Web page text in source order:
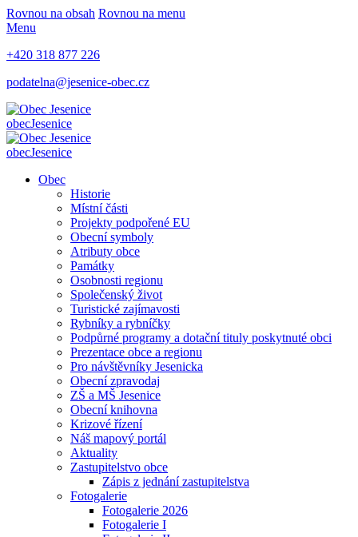
Rovnou na obsah Rovnou na menu
Menu
+420 318 877 226
podatelna@jesenice-obec.cz
obecJesenice
obecJesenice
Obec
Historie
Místní části
Projekty podpořené EU
Obecní symboly
Atributy obce
Památky
Osobnosti regionu
Společenský život
Turistické zajímavosti
Rybníky a rybníčky
Podpůrné programy a dotační tituly poskytnuté obci
Prezentace obce a regionu
Pro návštěvníky Jesenicka
Obecní zpravodaj
ZŠ a MŠ Jesenice
Obecní knihovna
Krizové řízení
Náš mapový portál
Aktuality
Zastupitelstvo obce
Zápis z jednání zastupitelstva
Fotogalerie
Fotogalerie 2026
Fotogalerie I